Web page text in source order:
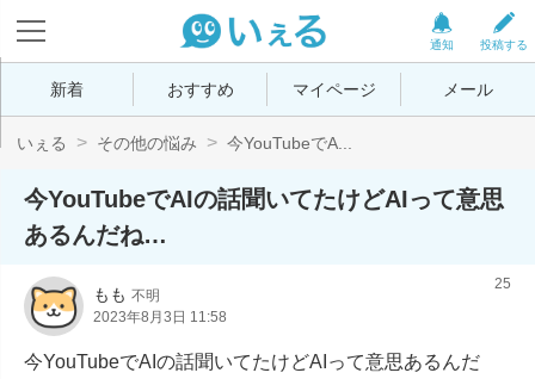
投稿する
通知
新着 おすすめ マイページ メール
いぇる その他の悩み 今YouTubeでA...
今YouTubeでAIの話聞いてたけどAIって意思
あるんだね…
もも 不明
2023年8月3日 11:58
25
今YouTubeでAIの話聞いてたけどAIって意思あるんだ